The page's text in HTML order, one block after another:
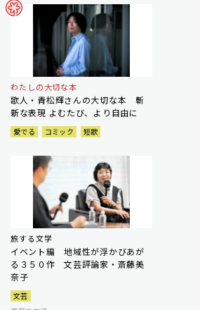
わたしの大切な本
歌人・青松輝さんの大切な本 斬
新な表現 よむたび、より自由に
愛でる コミック 短歌
旅する文学
イベント編 地域性が浮かびあが
る３５０作 文芸評論家・斎藤美
奈子
文芸